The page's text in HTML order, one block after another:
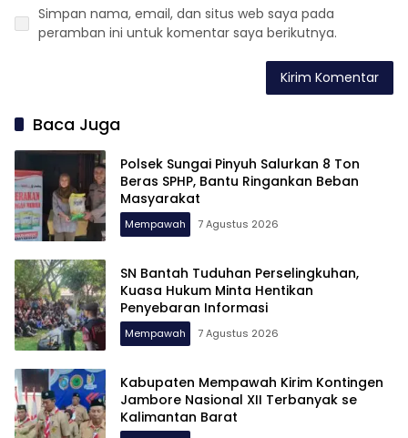
Simpan nama, email, dan situs web saya pada
peramban ini untuk komentar saya berikutnya.
Baca Juga
Polsek Sungai Pinyuh Salurkan 8 Ton
Beras SPHP, Bantu Ringankan Beban
Masyarakat
Mempawah 7 Agustus 2026
SN Bantah Tuduhan Perselingkuhan,
Kuasa Hukum Minta Hentikan
Penyebaran Informasi
Mempawah 7 Agustus 2026
Kabupaten Mempawah Kirim Kontingen
Jambore Nasional XII Terbanyak se
Kalimantan Barat